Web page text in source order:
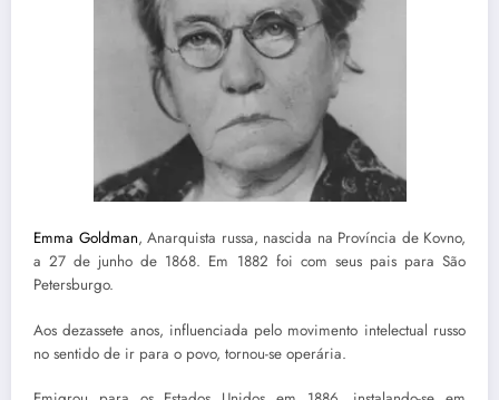
Emma Goldman, Anarquista russa, nascida na Província de Kovno,
a 27 de junho de 1868. Em 1882 foi com seus pais para São
Petersburgo.
Aos dezassete anos, influenciada pelo movimento intelectual russo
no sentido de ir para o povo, tornou-se operária.